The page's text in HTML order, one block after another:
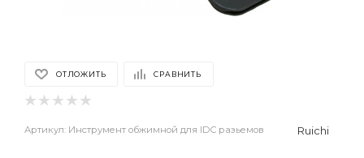
ОТЛОЖИТЬ СРАВНИТЬ
Артикул: Инструмент обжимной для IDC разьемов Ruichi